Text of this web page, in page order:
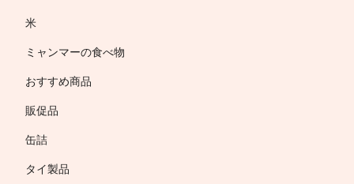
米
ミャンマーの食べ物
おすすめ商品
販促品
缶詰
タイ製品